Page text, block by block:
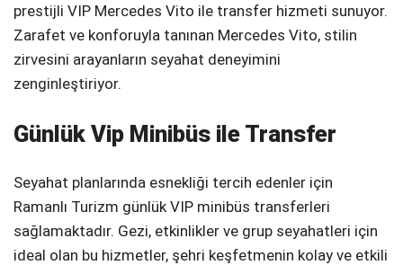
prestijli VIP Mercedes Vito ile transfer hizmeti sunuyor.
Zarafet ve konforuyla tanınan Mercedes Vito, stilin
zirvesini arayanların seyahat deneyimini
zenginleştiriyor.
Günlük Vip Minibüs ile Transfer
Seyahat planlarında esnekliği tercih edenler için
Ramanlı Turizm günlük VIP minibüs transferleri
sağlamaktadır. Gezi, etkinlikler ve grup seyahatleri için
ideal olan bu hizmetler, şehri keşfetmenin kolay ve etkili